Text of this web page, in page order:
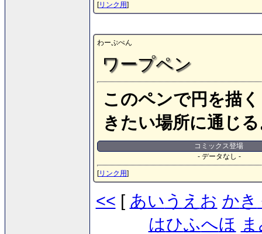
[リンク用]
わーぷぺん
ワープペン
このペンで円を描
きたい場所に通じ
コミックス登場
- データなし -
[リンク用]
<< [ あい う え お かき
はひふへほ ま